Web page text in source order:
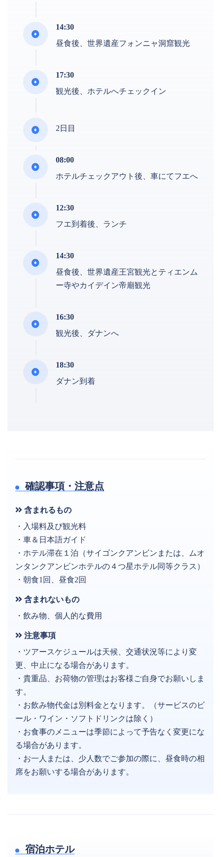
14:30
昼食後、世界遺産フォンニャ洞窟観光
17:30
観光後、ホテルへチェックイン
2日目
08:00
ホテルチェックアウト後、車にてフエへ
12:30
フエ到着後、ランチ
14:30
昼食後、世界遺産王宮観光とティエンム
ー寺やカイデイン帝廟観光
16:30
観光後、ダナンへ
18:30
ダナン到着
確認事項・注意点
含まれるもの
・入場料及び観光料
・車＆日本語ガイド
・ホテル滞在１泊（サイゴンクアンビンまたは、ムオ
ンタンクアンビンホテルの４つ星ホテル同等クラス）
・朝食1回、昼食2回
含まれないもの
・飲み物、個人的な費用
注意事項
・ツアースケジュールは天候、交通状況等により変
更、中止になる場合があります。
・貴重品、お荷物の管理はお客様ご自身でお願いしま
す。
・お飲み物代金は別料金となります。（サービスのビ
ール・ワイン・ソフトドリンクは除く）
・お食事のメニューは季節によって予告なく変更にな
る場合があります。
・お一人または、少人数でご参加の際に、昼食時の相
席をお願いする場合があります。
宿泊ホテル